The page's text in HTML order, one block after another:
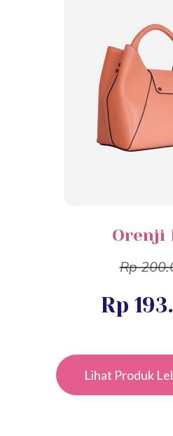
Orenji
Rp
Rp
Lihat Produk